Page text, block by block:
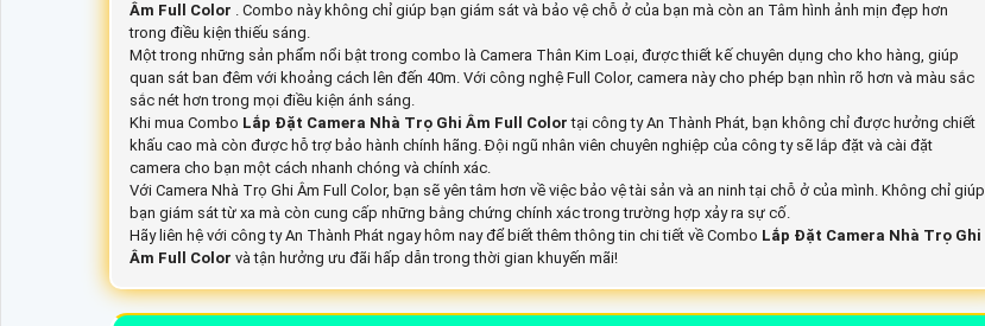
Âm Full Color . Combo này không chỉ giúp bạn giám sát và bảo vệ chỗ ở của bạn mà còn an Tâm hình ảnh mịn đẹp hơn
trong điều kiện thiếu sáng.
Một trong những sản phẩm nổi bật trong combo là Camera Thân Kim Loại, được thiết kế chuyên dụng cho kho hàng, giúp
quan sát ban đêm với khoảng cách lên đến 40m. Với công nghệ Full Color, camera này cho phép bạn nhìn rõ hơn và màu sắc
sắc nét hơn trong mọi điều kiện ánh sáng.
Khi mua Combo Lắp Đặt Camera Nhà Trọ Ghi Âm Full Colortại công ty An Thành Phát, bạn không chỉ được hưởng chiết
khấu cao mà còn được hỗ trợ bảo hành chính hãng. Đội ngũ nhân viên chuyên nghiệp của công ty sẽ lắp đặt và cài đặt
camera cho bạn một cách nhanh chóng và chính xác.
Với Camera Nhà Trọ Ghi Âm Full Color, bạn sẽ yên tâm hơn về việc bảo vệ tài sản và an ninh tại chỗ ở của mình. Không chỉ giúp
bạn giám sát từ xa mà còn cung cấp những bằng chứng chính xác trong trường hợp xảy ra sự cố.
Hãy liên hệ với công ty An Thành Phát ngay hôm nay để biết thêm thông tin chi tiết về Combo Lắp Đặt Camera Nhà Trọ Ghi
Âm Full Color và tận hưởng ưu đãi hấp dẫn trong thời gian khuyến mãi!